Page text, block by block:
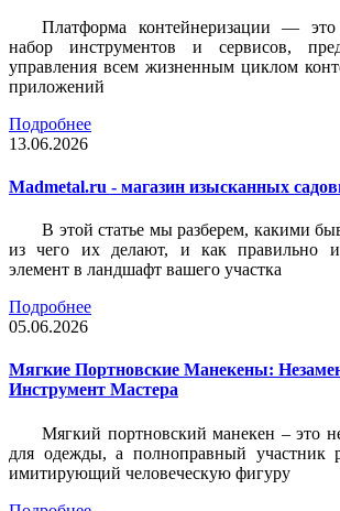
Платформа контейнеризации — это
набор инструментов и сервисов,
управления всем жизненным циклом
приложений
Подробнее
13.06.2026
Madmetal.ru - магазин изысканных
В этой статье мы разберем, какими
из чего их делают, и как правильно
элемент в ландшафт вашего участка
Подробнее
05.06.2026
Мягкие Портновские Манекены:
Инструмент Мастера
Мягкий портновский манекен – это
для одежды, а полноправный участник
имитирующий человеческую фигуру